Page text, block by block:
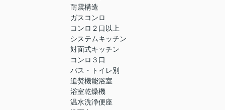
耐震構造
ガスコンロ
コンロ２口以上
システムキッチン
対面式キッチン
コンロ３口
バス・トイレ別
追焚機能浴室
浴室乾燥機
温水洗浄便座